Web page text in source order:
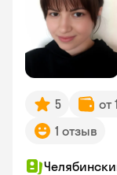
5 от
1 отзыв